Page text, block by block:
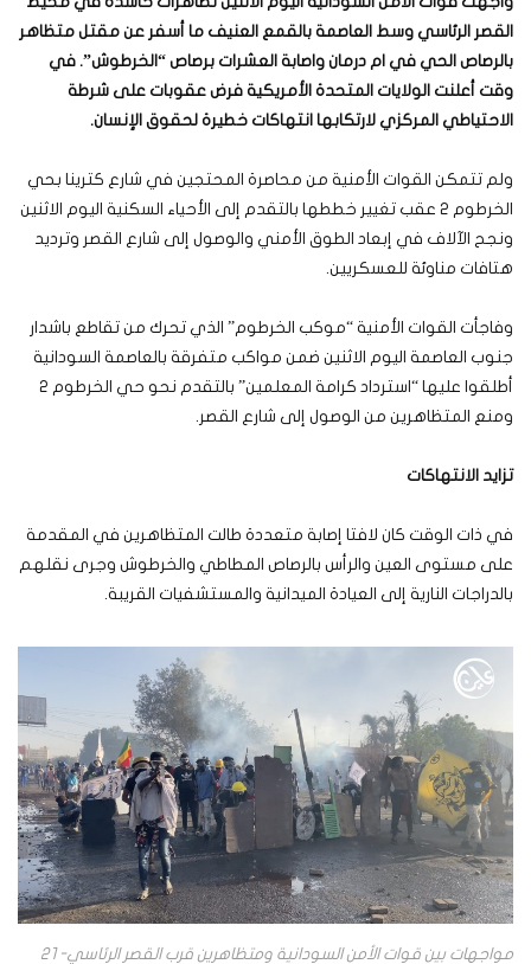
القصر الرئاسي وسط العاصمة بالقمع العنيف ما أسفر عن مقتل متظاهر
بالرصاص الحي في ام درمان واصابة العشرات برصاص “الخرطوش”. في
وقت أعلنت الولايات المتحدة الأمريكية فرض عقوبات على شرطة
الاحتياطي المركزي لارتكابها انتهاكات خطيرة لحقوق الإنسان.
ولم تتمكن القوات الأمنية من محاصرة المحتجين في شارع كترينا بحي
الخرطوم 2 عقب تغيير خططها بالتقدم إلى الأحياء السكنية اليوم الاثنين
ونجح الآلاف في إبعاد الطوق الأمني والوصول إلى شارع القصر وترديد
هتافات مناوئة للعسكريين.
وفاجأت القوات الأمنية “موكب الخرطوم” الذي تحرك من تقاطع باشدار
جنوب العاصمة اليوم الاثنين ضمن مواكب متفرقة بالعاصمة السودانية
أطلقوا عليها “استرداد كرامة المعلمين” بالتقدم نحو حي الخرطوم 2
ومنع المتظاهرين من الوصول إلى شارع القصر.
تزايد الانتهاكات
في ذات الوقت كان لافتا إصابة متعددة طالت المتظاهرين في المقدمة
على مستوى العين والرأس بالرصاص المطاطي والخرطوش وجرى نقلهم
بالدراجات النارية إلى العيادة الميدانية والمستشفيات القريبة.
مواجهات بين قوات الأمن السودانية ومتظاهرين قرب القصر الرئاسي- 21